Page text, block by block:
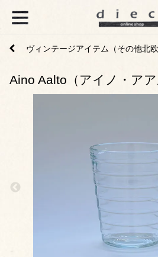
ヴィンテージアイテム（その他北欧
Aino Aalto（アイノ・ア